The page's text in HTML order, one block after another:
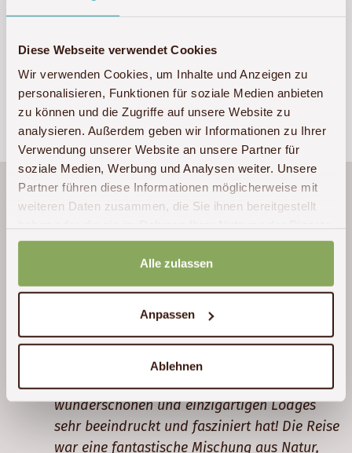
Diese Webseite verwendet Cookies
Wir verwenden Cookies, um Inhalte und Anzeigen zu
personalisieren, Funktionen für soziale Medien anbieten
zu können und die Zugriffe auf unsere Website zu
analysieren. Außerdem geben wir Informationen zu Ihrer
Verwendung unserer Website an unsere Partner für
soziale Medien, Werbung und Analysen weiter. Unsere
Partner führen diese Informationen möglicherweise mit
weiteren Daten zusammen, die Sie ihnen bereitgestellt
gesammelt haben.
Alle zulassen
Anpassen
Ablehnen
rufen Sie uns bitte unter+49 (0)341 – 22 38 71 60
an.
Wir hatten fantastische Tage in Tansania und
Sansibar. Vielen Dank an Herrn Heidler für
die Unterstützung und Hilfe bei der Planung.
Es hat alles super geklappt vor Ort! Mit Hilfe
Wegbeschreibungen konnten wir auch als
Selbstfahrer alles problemlos finden.
Tansania ist ein Land, dass uns durch seine
abwechslungsreiche Landschaft, der netten
Menschen, der Vielfalt an Tieren und der
wunderschönen und einzigartigen Lodges
sehr beeindruckt und fasziniert hat! Die Reise
war eine fantastische Mischung aus Natur,